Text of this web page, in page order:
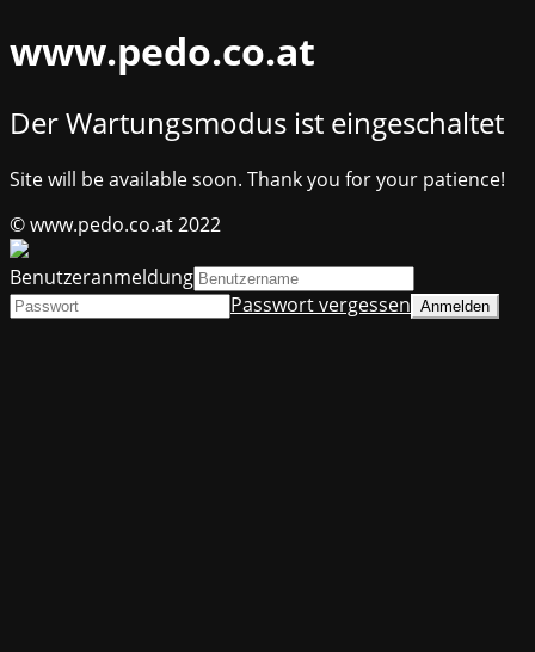
www.pedo.co.at
Der Wartungsmodus ist eingeschaltet
Site will be available soon. Thank you for your patience!
© www.pedo.co.at 2022
Benutzeranmeldung
Passwort vergessen